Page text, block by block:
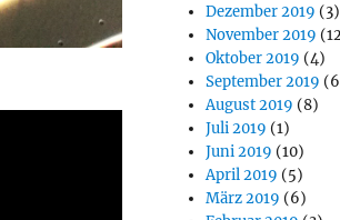
Dezember 2019 (3)
November 2019
Oktober 2019 (4)
September 2019
August 2019 (8)
Juli 2019 (1)
Juni 2019 (10)
April 2019 (5)
März 2019 (6)